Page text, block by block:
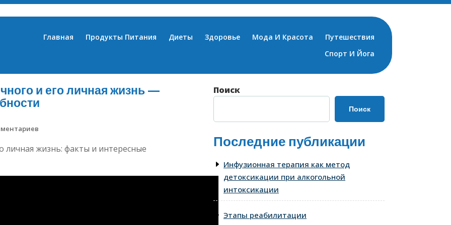
Главная Продукты Питания Диеты Здоровье Мода И Красота
Путешествия
Спорт И Йога
и его личная жизнь — Поиск
Поиск
Последние публикации
Инфузионная терапия как метод
детоксикации при алкогольной
интоксикации
Этапы реабилитации